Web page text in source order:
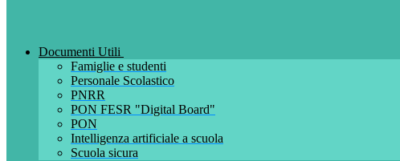
Documenti Utili
Famiglie e studenti
Personale Scolastico
PNRR
PON FESR "Digital Board"
PON
Intelligenza artificiale a scuola
Scuola sicura